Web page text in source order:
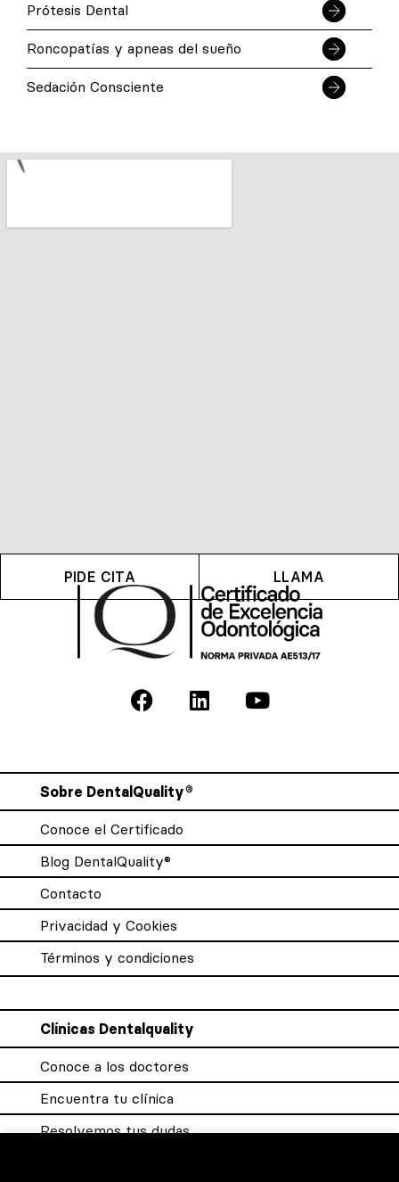
Prótesis Dental
Roncopatías y apneas del sueño
Sedación Consciente
PIDE CITA LLAMA
Sobre DentalQuality®
Conoce el Certificado
Blog DentalQuality®
Contacto
Privacidad y Cookies
Términos y condiciones
Clínicas Dentalquality
Conoce a los doctores
Encuentra tu clínica
Resolvemos tus dudas